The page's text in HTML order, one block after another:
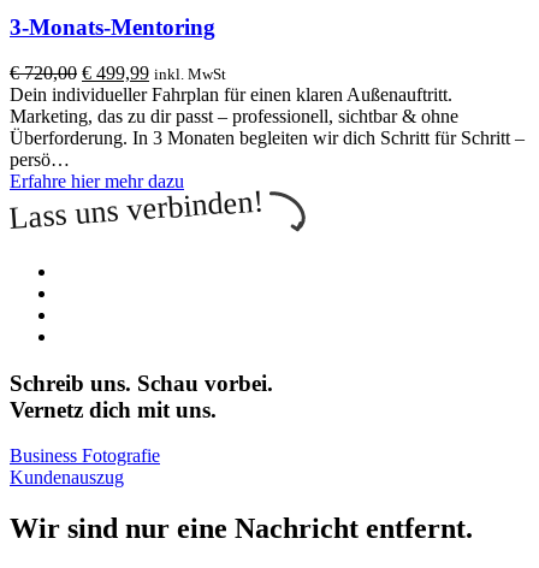
3-Monats-Mentoring
€720,00 Ursprünglicher
Preis
war:
€ 720,00
€ 499,99Aktueller
Preis
ist:
€ 499,99.
inkl. MwSt
Dein individueller Fahrplan für einen klaren Außenauftritt.
Marketing, das zu dir passt – professionell, sichtbar & ohne
Überforderung. In 3 Monaten begleiten wir dich Schritt für Schritt –
persö…
Erfahre hier mehr dazu
Lass uns verbinden!
Schreib uns. Schau vorbei.
Vernetz dich mit uns.
Business Fotografie
Kundenauszug
Wir sind nur eine Nachricht entfernt.